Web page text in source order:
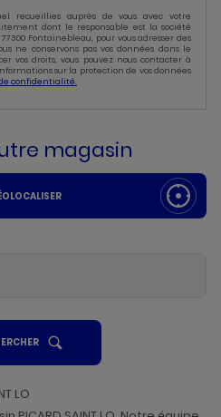
recueillies auprès de vous avec votre
dont le responsable est la société
77300 Fontainebleau, pour vous adresser des
ne conservons pas vos données dans le
vos droits, vous pouvez nous contacter à
sur la protection de vos données
confidentialité.
magasin
UN
POINT
VENTE
LO